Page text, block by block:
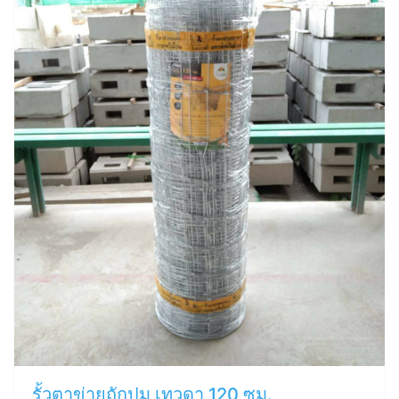
รั้วตาข่ายถักปม เทวดา 120 ซม.